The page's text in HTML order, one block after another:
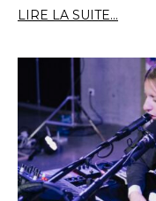
LIRE LA SUITE...